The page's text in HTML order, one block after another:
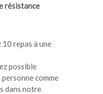
résistance
repas à une
possible
personne comme
dans notre